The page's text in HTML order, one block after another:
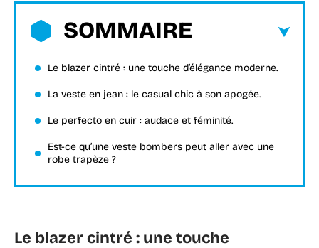
SOMMAIRE
Le blazer cintré : une touche d’élégance moderne.
La veste en jean : le casual chic à son apogée.
Le perfecto en cuir : audace et féminité.
Est-ce qu’une veste bombers peut aller avec une
robe trapèze ?
Le blazer cintré : une touche